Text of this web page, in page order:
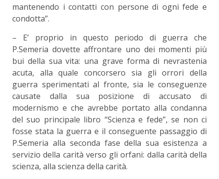
mantenendo i contatti con persone di ogni fede e
condotta”.
– E’ proprio in questo periodo di guerra che
P.Semeria dovette affrontare uno dei momenti più
bui della sua vita: una grave forma di nevrastenia
acuta, alla quale concorsero sia gli orrori della
guerra sperimentati al fronte, sia le conseguenze
causate dalla sua posizione di accusato di
modernismo e che avrebbe portato alla condanna
del suo principale libro “Scienza e fede”, se non ci
fosse stata la guerra e il conseguente passaggio di
P.Semeria alla seconda fase della sua esistenza a
servizio della carità verso gli orfani: dalla carità della
scienza, alla scienza della carità.